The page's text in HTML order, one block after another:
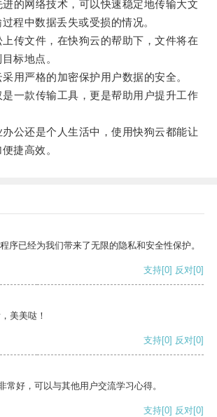
网络技术，可以快速稳定地传输大文
程中数据丢失或受损的情况。
文件，在快狗云的帮助下，文件将在
标地点。
严格的加密保护用户数据的安全。
款传输工具，更是帮助用户提升工作
还是个人生活中，使用快狗云都能让
捷高效。
序已经为我们带来了无限的隐私和安全性保护。
支持[0] 反对[0]
美美哒！
支持[0] 反对[0]
常好，可以与其他用户交流学习心得。
支持[0] 反对[0]